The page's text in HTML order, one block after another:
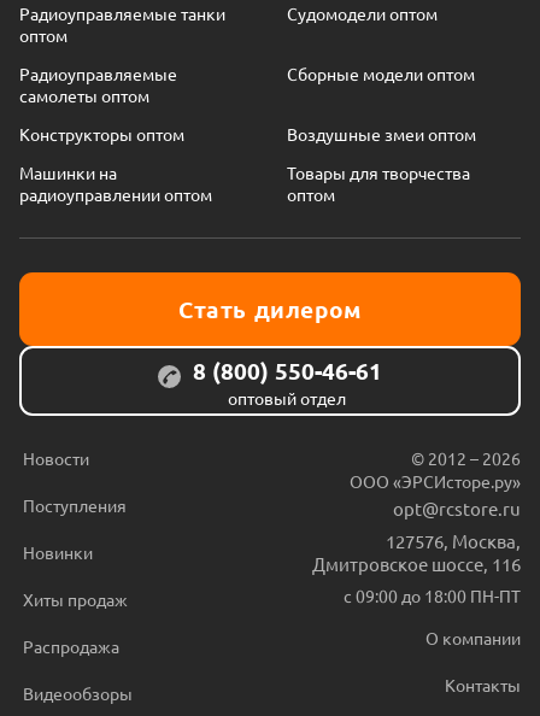
Радиоуправляемые танки
оптом
Судомодели оптом
Радиоуправляемые
самолеты оптом
Сборные модели оптом
Конструкторы оптом
Воздушные змеи оптом
Машинки на
радиоуправлении оптом
Товары для творчества
оптом
Стать дилером
8 (800) 550-46-61
оптовый отдел
Новости
Поступления
Новинки
Хиты продаж
Распродажа
Видеообзоры
© 2012 – 2026
ООО «ЭРСИсторе.ру»
opt@rcstore.ru
127576 Москва
Дмитровское шоссе, 116
с 09:00 до 18:00 ПН-ПТ
О компании
Контакты